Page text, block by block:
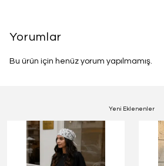
Yorumlar
Bu ürün için henüz yorum yapılmamış.
Yeni Eklenenler